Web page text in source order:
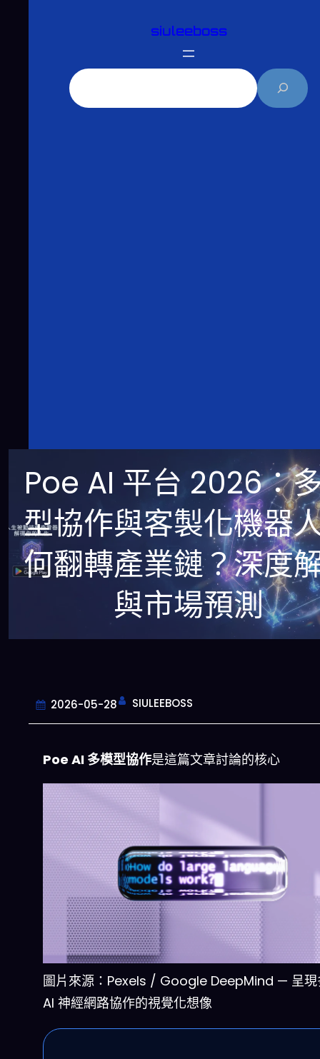
siuleeboss
Poe AI 平台 2026：
型協作與客製化機器
何翻轉產業鏈？深度
與市場預測
2026-05-28 SIULEEBOSS
Poe AI 多模型協作是這篇文章討論的核心
圖片來源：Pexels / Google DeepMind — 呈現
AI 神經網路協作的視覺化想像